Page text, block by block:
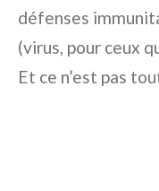
défenses
(virus, pour ceux
Et ce n’est pas